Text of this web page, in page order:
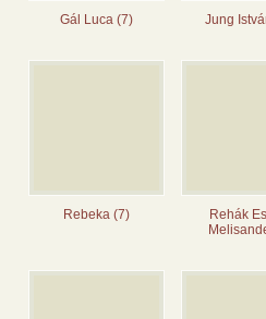
Gál Luca (7) Jung
Rebeka (7)
Rehák